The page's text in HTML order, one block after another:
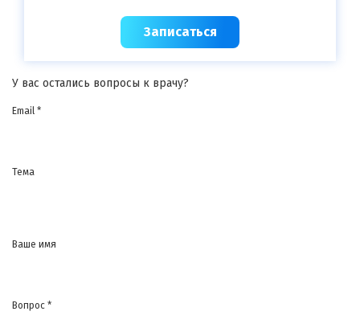
Записаться
У вас остались вопросы к врачу?
Email *
Тема
Ваше имя
Вопрос *